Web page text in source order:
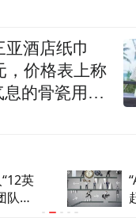
重天：多家公司“星夜
两家“离场归乡”
亚酒店纸巾
，价格表上称
的骨瓷用